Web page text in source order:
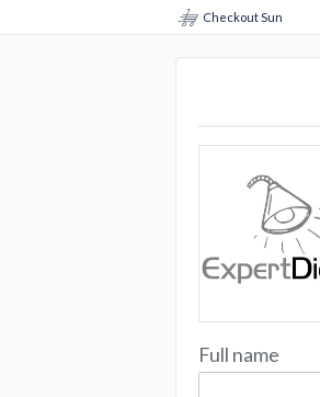
Checkout Sun
Full name